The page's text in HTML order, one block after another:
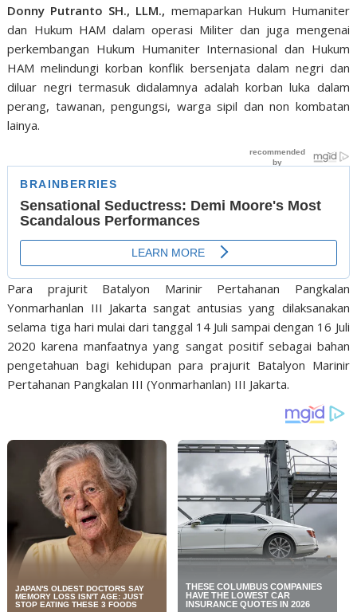
Donny Putranto SH., LLM., memaparkan Hukum Humaniter
dan Hukum HAM dalam operasi Militer dan juga mengenai
perkembangan Hukum Humaniter Internasional dan Hukum
HAM melindungi korban konflik bersenjata dalam negri dan
diluar negri termasuk didalamnya adalah korban luka dalam
perang, tawanan, pengungsi, warga sipil dan non kombatan
lainya.
Para prajurit Batalyon Marinir Pertahanan Pangkalan
Yonmarhanlan III Jakarta sangat antusias yang dilaksanakan
selama tiga hari mulai dari tanggal 14 Juli sampai dengan 16 Juli
2020 karena manfaatnya yang sangat positif sebagai bahan
pengetahuan bagi kehidupan para prajurit Batalyon Marinir
Pertahanan Pangkalan III (Yonmarhanlan) III Jakarta.